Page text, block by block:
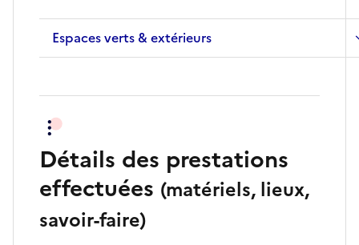
Espaces verts & extérieurs
Détails des prestations
effectuées (matériels, lieux,
savoir-faire)